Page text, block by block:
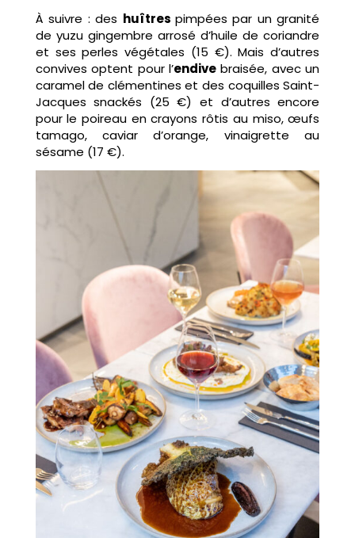
À suivre : des huîtres pimpées par un granité
de yuzu gingembre arrosé d’huile de coriandre
et ses perles végétales (15 €). Mais d’autres
convives optent pour l’endive braisée, avec un
caramel de clémentines et des coquilles Saint-
Jacques snackés (25 €) et d’autres encore
pour le poireau en crayons rôtis au miso, œufs
tamago, caviar d’orange, vinaigrette au
sésame (17 €).